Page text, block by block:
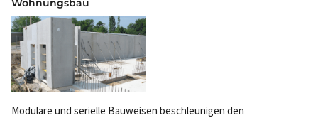
Wohnungsbau
Modulare und serielle Bauweisen beschleunigen den